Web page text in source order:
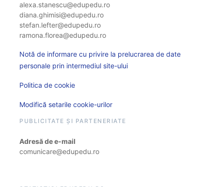
alexa.stanescu@edupedu.ro
diana.ghimisi@edupedu.ro
stefan.lefter@edupedu.ro
ramona.florea@edupedu.ro
Notă de informare cu privire la prelucrarea de date
personale prin intermediul site-ului
Politica de cookie
Modifică setarile cookie-urilor
PUBLICITATE ȘI PARTENERIATE
Adresă de e-mail
comunicare@edupedu.ro